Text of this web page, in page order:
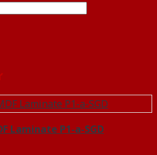
Laminate P1-a-SGD